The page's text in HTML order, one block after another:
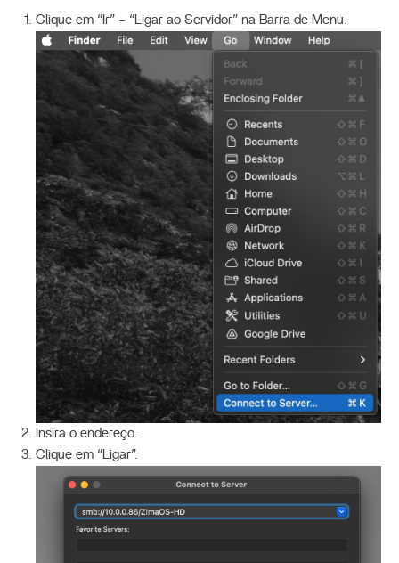
Clique em “Ir” - “Ligar ao Servidor” na Barra de Menu.
Insira o endereço.
Clique em “Ligar”.